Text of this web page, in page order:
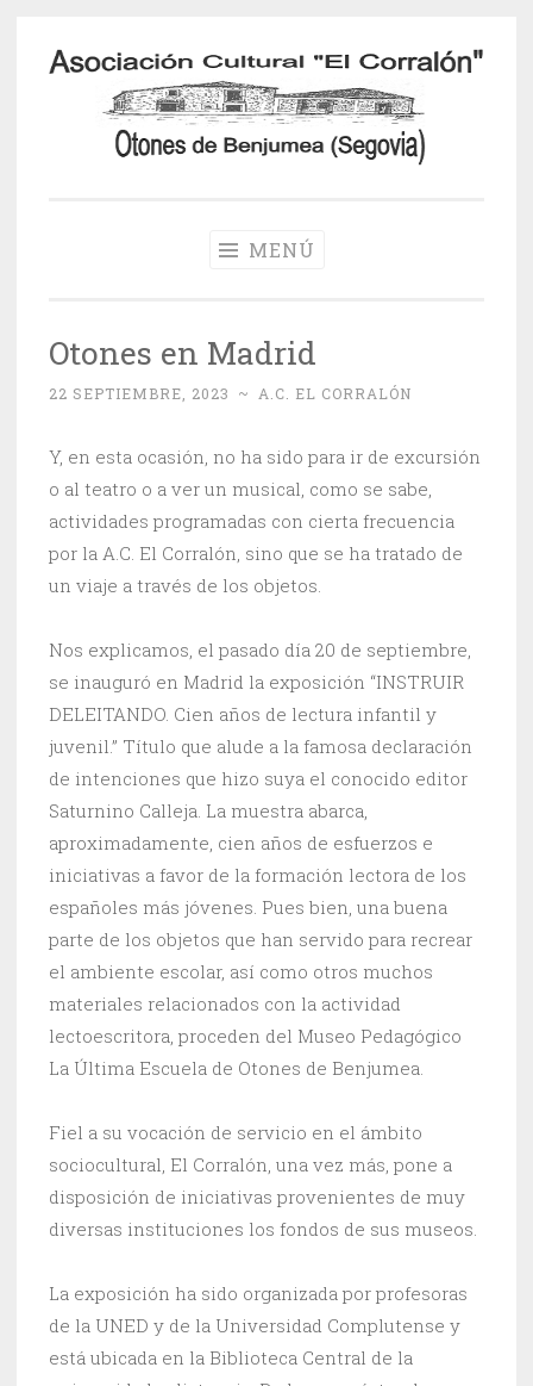
Saltar
contenido
MENÚ
Otones en Madrid
22 SEPTIEMBRE, 2023 ~ A.C. EL CORRALÓN
Y, en esta ocasión, no ha sido para ir de excursión
o al teatro o a ver un musical, como se sabe,
actividades programadas con cierta frecuencia
por la A.C. El Corralón, sino que se ha tratado de
un viaje a través de los objetos.
Nos explicamos, el pasado día 20 de septiembre,
se inauguró en Madrid la exposición “INSTRUIR
DELEITANDO. Cien años de lectura infantil y
juvenil.” Título que alude a la famosa declaración
de intenciones que hizo suya el conocido editor
Saturnino Calleja. La muestra abarca,
aproximadamente, cien años de esfuerzos e
iniciativas a favor de la formación lectora de los
españoles más jóvenes. Pues bien, una buena
parte de los objetos que han servido para recrear
el ambiente escolar, así como otros muchos
materiales relacionados con la actividad
lectoescritora, proceden del Museo Pedagógico
La Última Escuela de Otones de Benjumea.
Fiel a su vocación de servicio en el ámbito
sociocultural, El Corralón, una vez más, pone a
disposición de iniciativas provenientes de muy
diversas instituciones los fondos de sus museos.
La exposición ha sido organizada por profesoras
de la UNED y de la Universidad Complutense y
está ubicada en la Biblioteca Central de la